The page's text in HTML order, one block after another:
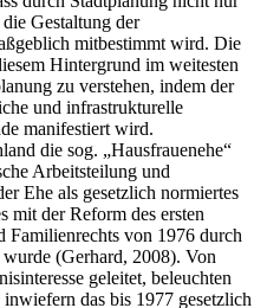
Gestaltung der
mitbestimmt wird. Die
Hintergrund im weitesten
zu verstehen, indem der
und infrastrukturelle
manifestiert wird.
die sog. „Hausfrauenehe“
Arbeitsteilung und
Ehe als gesetzlich normiertes
mit der Reform des ersten
Familienrechts von 1976 durch
(Gerhard, 2008). Von
geleitet, beleuchten
das bis 1977 gesetzlich